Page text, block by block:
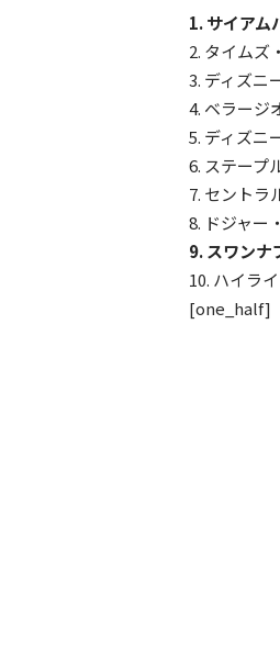
1. サイア
2. タイムズ
3. ディズニ
4. ベラージ
5. ディズニ
6. ステープ
7. セントラ
8. ドジャー
9. スワン
10. ハイラ
[one_half]